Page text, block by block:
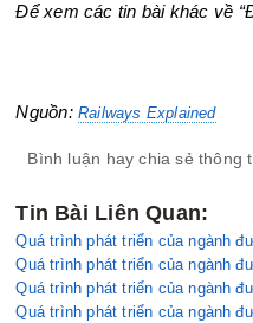
Để xem các tin bài khác về
Nguồn:Railways Explained
Bình luận hay chia sẻ thông
Tin Bài Liên Quan:
Quá trình phát triển của ngành
Quá trình phát triển của ngành
Quá trình phát triển của ngành
Quá trình phát triển của ngành